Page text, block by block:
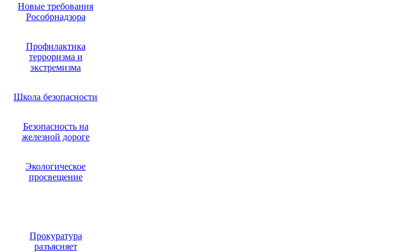
Новые требования
Рособрнадзора
Профилактика
терроризма и
экстремизма
Школа безопасности
Безопасность на
железной дороге
Экологическое
просвещение
Прокуратура
разъясняет